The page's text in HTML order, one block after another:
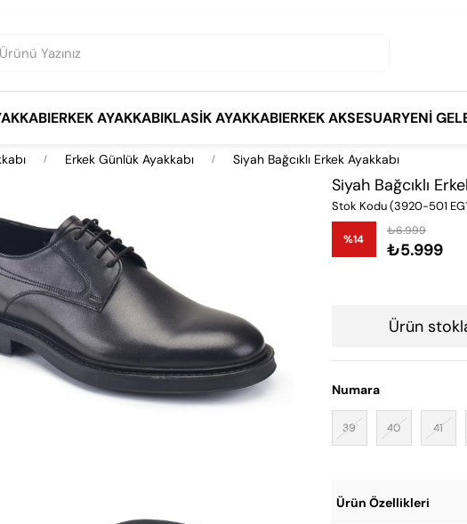
ERKEK AYAKKABIKLASIK AYAKKABIERKEK AKSESUARYENI
Erkek Günlük Ayakkabı Siyah Bağcıklı Erkek Ayakkabı
Siyah Bağcıklı
Stok Kodu(3920-501
%14
İndirim
₺6.999
₺5.999
Ürün
Numara
39 40 41
Ürün Özellikleri